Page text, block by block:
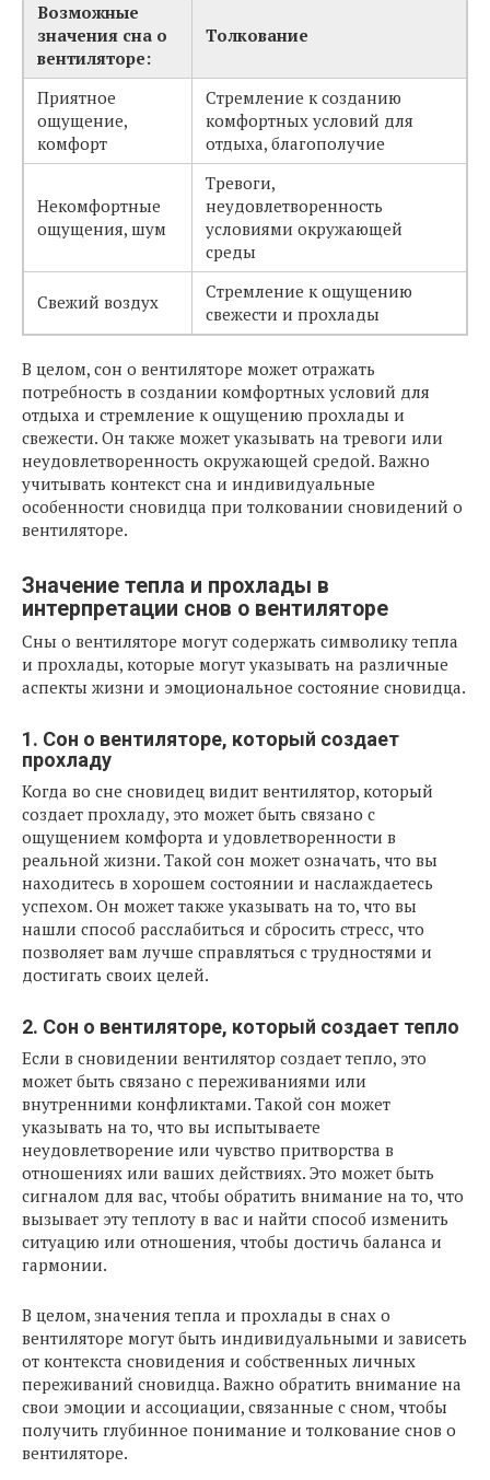
Возможные
значения сна о
вентиляторе:
Толкование
Приятное
ощущение,
комфорт
Стремление к созданию
комфортных условий для
отдыха, благополучие
Некомфортные
ощущения, шум
Тревоги,
неудовлетворенность
условиями окружающей
среды
Свежий воздух
Стремление к ощущению
свежести и прохлады
В целом, сон о вентиляторе может отражать
потребность в создании комфортных условий для
отдыха и стремление к ощущению прохлады и
свежести. Он также может указывать на тревоги или
неудовлетворенность окружающей средой. Важно
учитывать контекст сна и индивидуальные
особенности сновидца при толковании сновидений о
вентиляторе.
Значение тепла и прохлады в
интерпретации снов о вентиляторе
Сны о вентиляторе могут содержать символику тепла
и прохлады, которые могут указывать на различные
аспекты жизни и эмоциональное состояние сновидца.
1. Сон о вентиляторе, который создает
прохладу
Когда во сне сновидец видит вентилятор, который
создает прохладу, это может быть связано с
ощущением комфорта и удовлетворенности в
реальной жизни. Такой сон может означать, что вы
находитесь в хорошем состоянии и наслаждаетесь
успехом. Он может также указывать на то, что вы
нашли способ расслабиться и сбросить стресс, что
позволяет вам лучше справляться с трудностями и
достигать своих целей.
2. Сон о вентиляторе, который создает тепло
Если в сновидении вентилятор создает тепло, это
может быть связано с переживаниями или
внутренними конфликтами. Такой сон может
указывать на то, что вы испытываете
неудовлетворение или чувство притворства в
отношениях или ваших действиях. Это может быть
сигналом для вас, чтобы обратить внимание на то, что
вызывает эту теплоту в вас и найти способ изменить
ситуацию или отношения, чтобы достичь баланса и
гармонии.
В целом, значения тепла и прохлады в снах о
вентиляторе могут быть индивидуальными и зависеть
от контекста сновидения и собственных личных
переживаний сновидца. Важно обратить внимание на
свои эмоции и ассоциации, связанные с сном, чтобы
получить глубинное понимание и толкование снов о
вентиляторе.